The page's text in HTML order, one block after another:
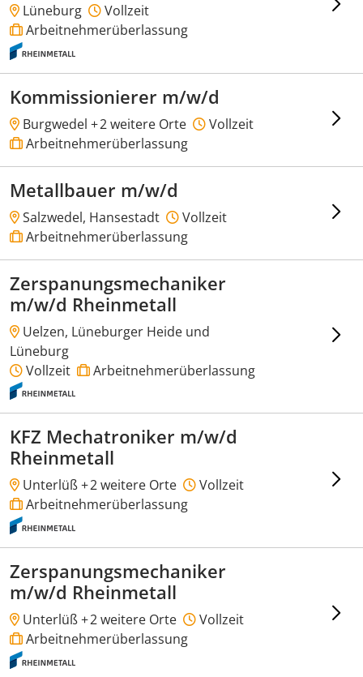
Lüneburg
Vollzeit
Arbeitnehmerüberlassung
Kommissionierer m/w/d
Burgwedel +2 weitere Orte
Vollzeit
Arbeitnehmerüberlassung
Metallbauer m/w/d
Salzwedel, Hansestadt
Vollzeit
Arbeitnehmerüberlassung
Zerspanungsmechaniker
m/w/d Rheinmetall
Uelzen, Lüneburger Heide und
Lüneburg
Vollzeit
Arbeitnehmerüberlassung
KFZ Mechatroniker m/w/d
Rheinmetall
Unterlüß +2 weitere Orte
Vollzeit
Arbeitnehmerüberlassung
Zerspanungsmechaniker
m/w/d Rheinmetall
Unterlüß +2 weitere Orte
Vollzeit
Arbeitnehmerüberlassung